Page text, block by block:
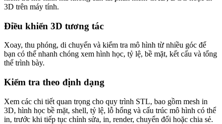
3D trên máy tính.
Điều khiển 3D tương tác
Xoay, thu phóng, di chuyển và kiểm tra mô hình từ nhiều góc để
bạn có thể nhanh chóng xem hình học, tỷ lệ, bề mặt, kết cấu và tổng
thể trình bày.
Kiểm tra theo định dạng
Xem các chi tiết quan trọng cho quy trình STL, bao gồm mesh in
3D, hình học bề mặt, shell, tỷ lệ, lỗ hổng và cấu trúc mô hình có thể
in, trước khi tiếp tục chỉnh sửa, in, render, chuyển đổi hoặc chia sẻ.